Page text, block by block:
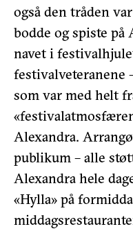
også den tråden
bodde og spiste på
navet i
festivalveteranene
som var med helt
Alexandra.
publikum – alle
Alexandra hele
«Hylla» på